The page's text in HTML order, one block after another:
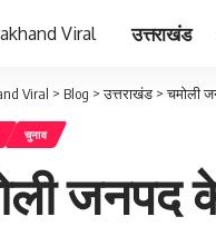
उत्तराखंड
Viral > Blog >उत्तराखंड >चमोली
चुनाव
जनपद